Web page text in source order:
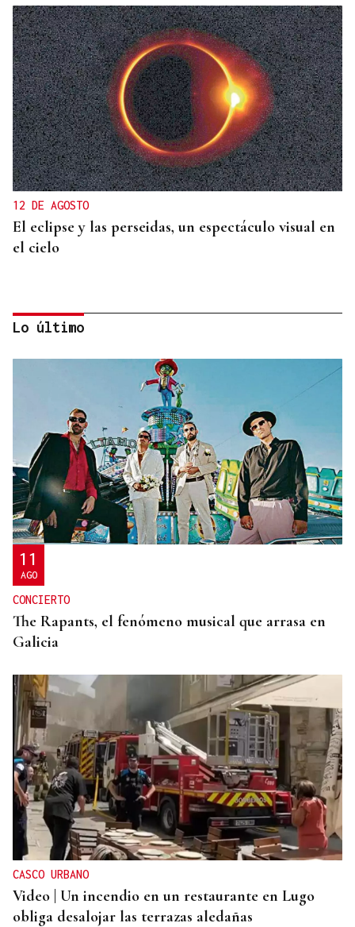
12 DE AGOSTO
El eclipse y las perseidas, un espectáculo visual en
el cielo
ORÁCULO DAS BURGAS
Horóscopo del día: domingo, 9 de agosto
Lo último
11
AGO
CONCIERTO
The Rapants, el fenómeno musical que arrasa en
Galicia
CASCO URBANO
Video | Un incendio en un restaurante en Lugo
obliga desalojar las terrazas aledañas